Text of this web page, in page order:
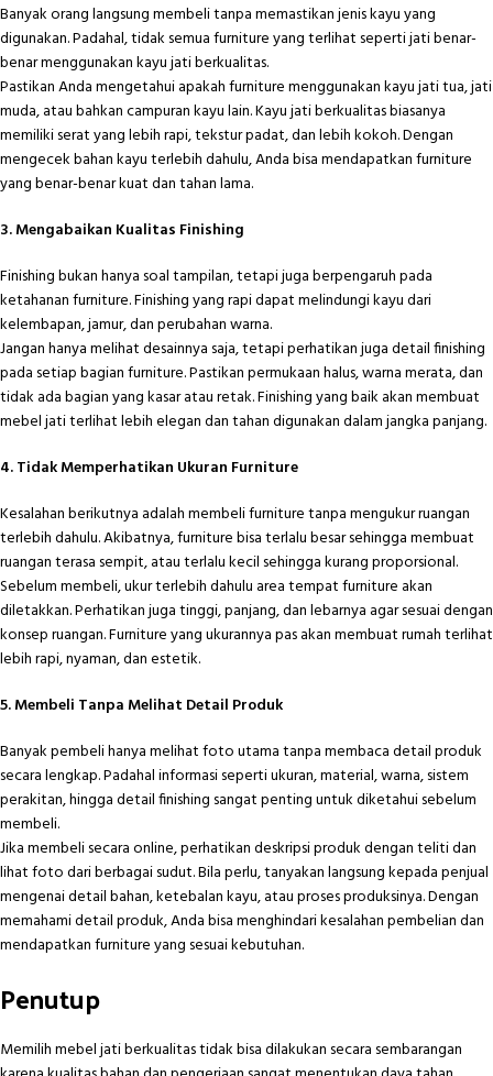
Banyak orang langsung membeli tanpa memastikan jenis kayu yang
digunakan. Padahal, tidak semua furniture yang terlihat seperti jati benar-
benar menggunakan kayu jati berkualitas.
Pastikan Anda mengetahui apakah furniture menggunakan kayu jati tua, jati
muda, atau bahkan campuran kayu lain. Kayu jati berkualitas biasanya
memiliki serat yang lebih rapi, tekstur padat, dan lebih kokoh. Dengan
mengecek bahan kayu terlebih dahulu, Anda bisa mendapatkan furniture
yang benar-benar kuat dan tahan lama.
3. Mengabaikan Kualitas Finishing
Finishing bukan hanya soal tampilan, tetapi juga berpengaruh pada
ketahanan furniture. Finishing yang rapi dapat melindungi kayu dari
kelembapan, jamur, dan perubahan warna.
Jangan hanya melihat desainnya saja, tetapi perhatikan juga detail finishing
pada setiap bagian furniture. Pastikan permukaan halus, warna merata, dan
tidak ada bagian yang kasar atau retak. Finishing yang baik akan membuat
mebel jati terlihat lebih elegan dan tahan digunakan dalam jangka panjang.
4. Tidak Memperhatikan Ukuran Furniture
Kesalahan berikutnya adalah membeli furniture tanpa mengukur ruangan
terlebih dahulu. Akibatnya, furniture bisa terlalu besar sehingga membuat
ruangan terasa sempit, atau terlalu kecil sehingga kurang proporsional.
Sebelum membeli, ukur terlebih dahulu area tempat furniture akan
diletakkan. Perhatikan juga tinggi, panjang, dan lebarnya agar sesuai dengan
konsep ruangan. Furniture yang ukurannya pas akan membuat rumah terlihat
lebih rapi, nyaman, dan estetik.
5. Membeli Tanpa Melihat Detail Produk
Banyak pembeli hanya melihat foto utama tanpa membaca detail produk
secara lengkap. Padahal informasi seperti ukuran, material, warna, sistem
perakitan, hingga detail finishing sangat penting untuk diketahui sebelum
membeli.
Jika membeli secara online, perhatikan deskripsi produk dengan teliti dan
lihat foto dari berbagai sudut. Bila perlu, tanyakan langsung kepada penjual
mengenai detail bahan, ketebalan kayu, atau proses produksinya. Dengan
memahami detail produk, Anda bisa menghindari kesalahan pembelian dan
mendapatkan furniture yang sesuai kebutuhan.
Penutup
Memilih mebel jati berkualitas tidak bisa dilakukan secara sembarangan